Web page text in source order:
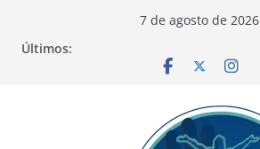
7 de agosto de 2026
Últimos: